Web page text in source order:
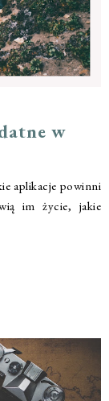
w
aplikacje powinni
im życie, jakie